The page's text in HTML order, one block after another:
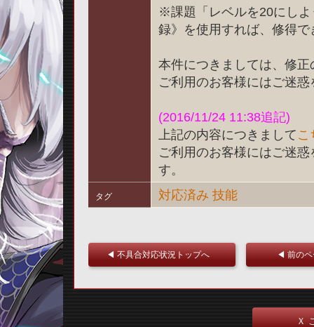
※課題「レベルを20にし
録》を使用すれば、修得
本件につきましては、修
ご利用のお客様にはご迷
(2016/11/24 11:38追記)
上記の内容につきましてこ
ご利用のお客様にはご迷
す。
タグ 対応済み 技能
◀ 不具合対応状況トップへ ◀ 前の
Ｘ